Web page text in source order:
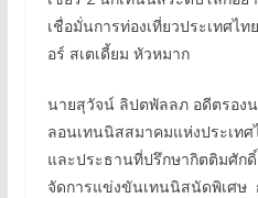
เชื่อมั่นการท่องเที่ยวประเทศ
อร์ สเตเดี้ยม หัวหมาก
นายสุวัจน์ ลิปตพัลลภ อดีตรอง
ลอนเทนนิสสมาคมแห่งประเท
และประธานที่ปรึกษากิตติมศัก
จัดการแข่งขันเทนนิสนัดพิเศษ